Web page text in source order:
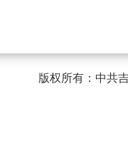
版权所有：中共